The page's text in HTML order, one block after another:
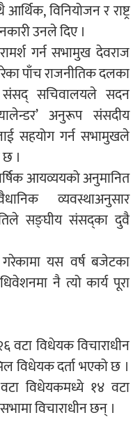
लाग्दा खुल्यो वन उद्यमीले
बाटो
कानुनी पाटा, जसले
हकदार
नियुक्ति बदरबारे अन्तरिम
असार ६ मा पेसी
विनियोजन र राष्ट्र
उनले दिए ।
गर्न सभामुख देवराज
पाँच राजनीतिक दलका
सचिवालयले सदन
अनुरूप संसदीय
सहयोग गर्न सभामुखले
।
आयव्ययको अनुमानित
व्यवस्थाअनुसार
सङ्घीय संसद्का दुवै
यस वर्ष बजेटका
नै त्यो कार्य पूरा
२६ वटा विधेयक विचाराधीन
विधेयक दर्ता भएको छ ।
वटा विधेयकमध्ये १४ वटा
विचाराधीन छन् ।